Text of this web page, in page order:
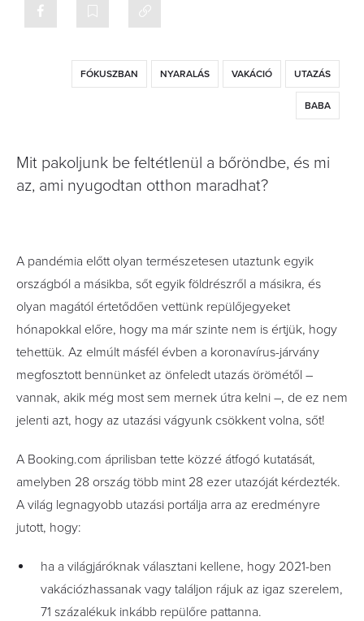
FÓKUSZBAN NYARALÁS VAKÁCIÓ UTAZÁS
BABA
Mit pakoljunk be feltétlenül a bőröndbe, és mi
az, ami nyugodtan otthon maradhat?
A pandémia előtt olyan természetesen utaztunk egyik
országból a másikba, sőt egyik földrészről a másikra, és
olyan magától értetődően vettünk repülőjegyeket
hónapokkal előre, hogy ma már szinte nem is értjük, hogy
tehettük. Az elmúlt másfél évben a koronavírus-járvány
megfosztott bennünket az önfeledt utazás örömétől –
vannak, akik még most sem mernek útra kelni –, de ez nem
jelenti azt, hogy az utazási vágyunk csökkent volna, sőt!
A Booking.com áprilisban tette közzé átfogó kutatását,
amelyben 28 ország több mint 28 ezer utazóját kérdezték.
A világ legnagyobb utazási portálja arra az eredményre
jutott, hogy:
ha a világjáróknak választani kellene, hogy 2021-ben
vakációzhassanak vagy találjon rájuk az igaz szerelem,
71 százalékuk inkább repülőre pattanna.